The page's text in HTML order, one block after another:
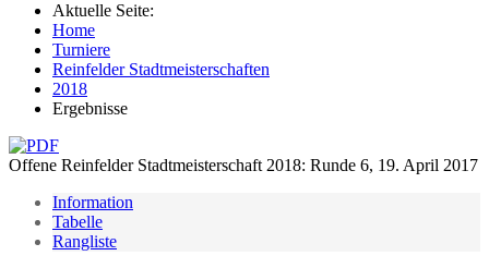
Aktuelle Seite:
Home
Turniere
Reinfelder Stadtmeisterschaften
2018
Ergebnisse
Offene Reinfelder Stadtmeisterschaft 2018: Runde 6, 19. April 2017
Information
Tabelle
Rangliste